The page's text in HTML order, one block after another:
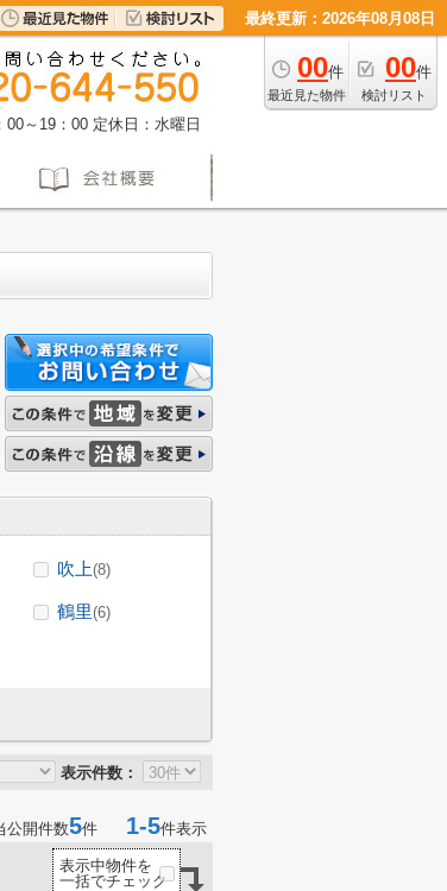
最終更新：2026年08月08日
00件
最近見た物件
00件
検討リスト
00～19：00 定休日：水曜日
吹上(8)
鶴里(6)
表示件数：
公開件数5件 1-5件表示
表示中物件を
一括でチェック